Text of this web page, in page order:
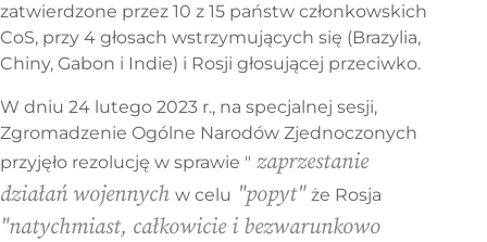
zatwierdzone przez 10 z 15 państw członkowskich
CoS, przy 4 głosach wstrzymujących się (Brazylia,
Chiny, Gabon i Indie) i Rosji głosującej przeciwko.
W dniu 24 lutego 2023 r., na specjalnej sesji,
Zgromadzenie Ogólne Narodów Zjednoczonych
przyjęło rezolucję w sprawie " zaprzestanie
działań wojennych w celu "popyt" że Rosja
"natychmiast, całkowicie i bezwarunkowo